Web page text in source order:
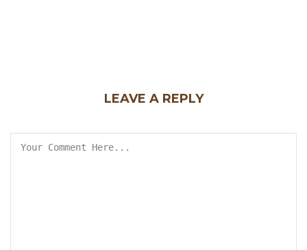
LEAVE A REPLY